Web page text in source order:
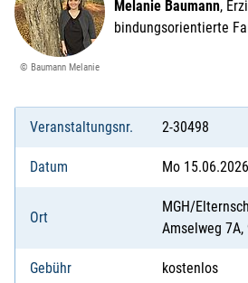
© Baumann Melanie
Melanie Baumann,
bindungsorientierte
Veranstaltungsnr. 2-30498
Datum Mo
Ort
MGH/
Amselweg
Gebühr kostenlos